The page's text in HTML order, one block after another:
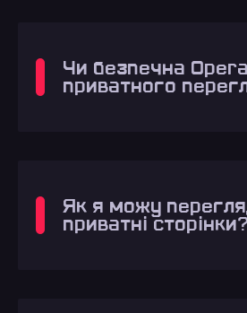
Чи безпечна
приватного
Як я можу
приватні сторінки?